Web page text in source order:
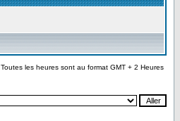
Toutes les heures sont au format GMT + 2 Heures